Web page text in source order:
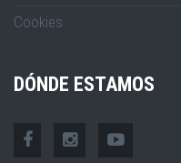
Cookies
DÓNDE ESTAMOS